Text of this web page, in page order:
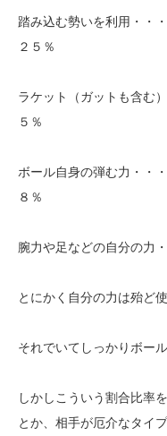
踏み込む勢いを利用・・
２５％
ラケット（ガットも含む
５％
ボール自身の弾む力・・
８％
腕力や足などの自分の力
とにかく自分の力は殆ど
それでいてしっかりボー
しかしこういう割合比率
とか、相手が厄介なタイ